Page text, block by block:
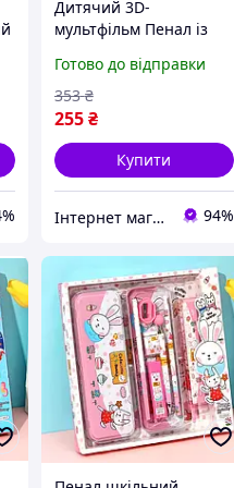
Дитячий 3D-
мультфільм Пенал із
Міцний, ударостійкий
канцелярський набір
для початкової
Готово до відправки
255 ₴
353 ₴
Купити
Інтернет магазин Mobizoo 94%